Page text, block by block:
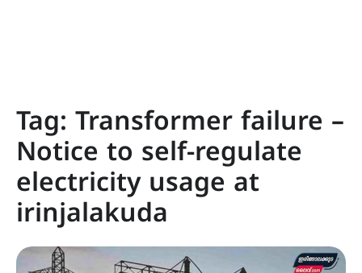
Tag: Transformer failure –
Notice to self-regulate
electricity usage at
irinjalakuda